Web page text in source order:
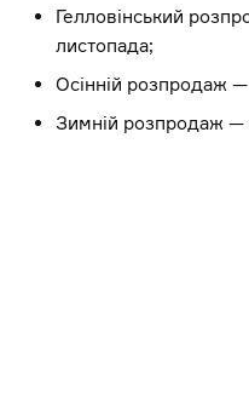
Гелловінський
листопада;
Осінній розпродаж
Зимній розпродаж —